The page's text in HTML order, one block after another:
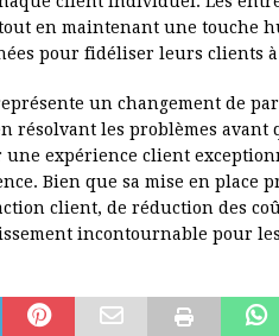
en maintenant une touche
pour fidéliser leurs clients
un changement de
résolvant les problèmes avant
expérience client
Bien que sa mise en place
client, de réduction des
incontournable pour